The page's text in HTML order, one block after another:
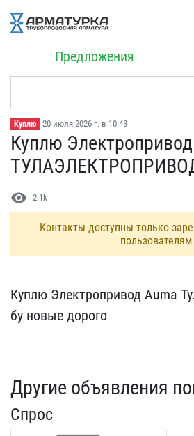
Предложения
Куплю 20 июля 2026 г. в 10:43
Куплю
visibility 2.1k
Контакты доступны только
пользователям
Куплю Электропривод Auma​
бу но​вые дорого
Другие объявления
Спрос